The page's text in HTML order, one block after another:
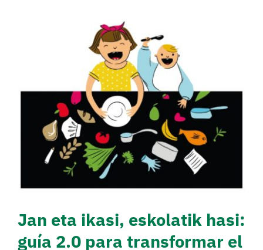
Jan eta ikasi, eskolatik
hasi: guía 2.0 para
transformar el comedor
escolar
Sense categoritzar
Jan eta ikasi, eskolatik hasi:
guía 2.0 para transformar el